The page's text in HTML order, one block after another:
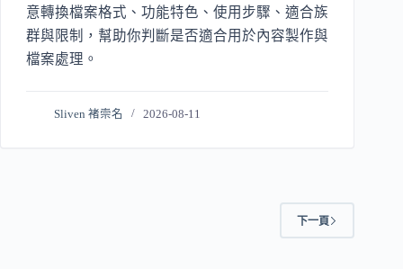
意轉換檔案格式、功能特色、使用步驟、適合族
群與限制，幫助你判斷是否適合用於內容製作與
檔案處理。
Sliven 褚崇名 2026-08-11
下一頁